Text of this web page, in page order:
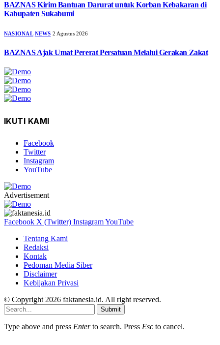
BAZNAS Kirim Bantuan Darurat untuk Korban Kebakaran di
Kabupaten Sukabumi
NASIONAL NEWS 2 Agustus 2026
BAZNAS Ajak Umat Pererat Persatuan Melalui Gerakan Zakat
IKUTI KAMI
Facebook
Twitter
Instagram
YouTube
Advertisement
Facebook X (Twitter) InstagramYouTube
Tentang Kami
Redaksi
Kontak
Pedoman Media Siber
Disclaimer
Kebijakan Privasi
© Copyright 2026 faktanesia.id. All right reserved.
Submit
Type above and press Enterto search. Press Esc to cancel.